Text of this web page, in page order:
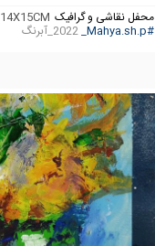
محفل نقاشی و گرافیک 14X15CM
#Mahya.sh.p_